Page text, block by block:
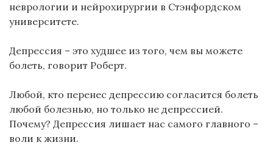
неврологии и нейрохирургии в Стэнфордском
университете.
Депрессия – это худшее из того, чем вы можете
болеть, говорит Роберт.
Любой, кто перенес депрессию согласится болеть
любой болезнью, но только не депрессией.
Почему? Депрессия лишает нас самого главного –
воли к жизни.